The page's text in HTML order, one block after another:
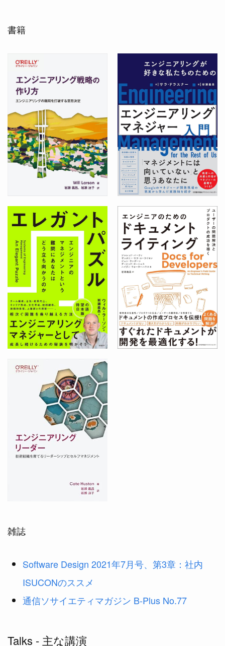
書籍
雑誌
Software Design 2021年7月号、第3章：社内
ISUCONのススメ
通信ソサイエティマガジン B-Plus No.77
Talks - 主な講演